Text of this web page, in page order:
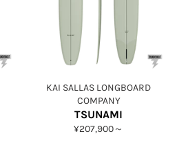
KAI SALLAS LONGBOARD
COMPANY
TSUNAMI
¥207,900～